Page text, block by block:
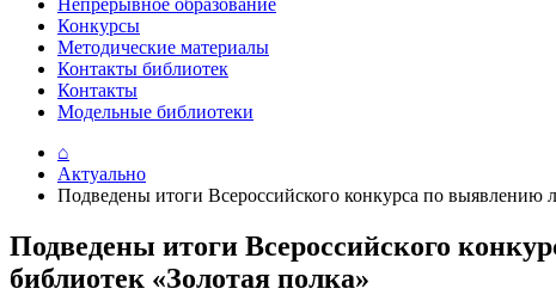
Непрерывное образование
Конкурсы
Методические материалы
Контакты библиотек
Контакты
Модельные библиотеки
⌂
Актуально
Подведены итоги Всероссийского конкурса по
Подведены итоги Всероссийского
библиотек «Золотая полка»